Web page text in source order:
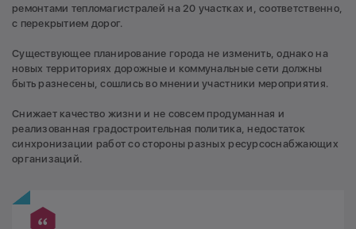
ремонтами тепломагистралей на 20 участках и, соответственно,
с перекрытием дорог.
Существующее планирование города не изменить, однако на
новых территориях дорожные и коммунальные сети должны
быть разнесены, сошлись во мнении участники мероприятия.
Снижает качество жизни и не совсем продуманная и
реализованная градостроительная политика, недостаток
синхронизации работ со стороны разных ресурсоснабжающих
организаций.